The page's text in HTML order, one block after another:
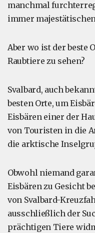
manchmal
immer
Aber wo ist der beste
Raubtiere zu sehen?
Svalbard, auch
besten Orte, um
Eisbären einer der
von Touristen in die
die arktische
Obwohl niemand
Eisbären zu Gesicht
von Svalbard-
ausschließlich der
prächtigen Tiere